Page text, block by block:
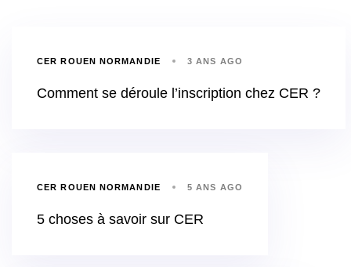
CER ROUEN NORMANDIE 3 ANS AGO
Comment se déroule l’inscription chez CER ?
CER ROUEN NORMANDIE 5 ANS AGO
5 choses à savoir sur CER